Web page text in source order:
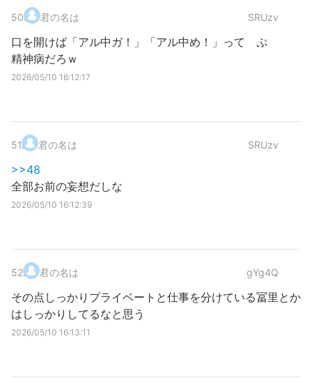
50. 君の名は SRUzv
口を開けば「アル中ガ！」「アル中め！」って ぷ
精神病だろｗ
2026/05/10 16:12:17
51. 君の名は SRUzv
>>48
全部お前の妄想だしな
2026/05/10 16:12:39
52. 君の名は gYg4Q
その点しっかりプライベートと仕事を分けている冨里とか
はしっかりしてるなと思う
2026/05/10 16:13:11